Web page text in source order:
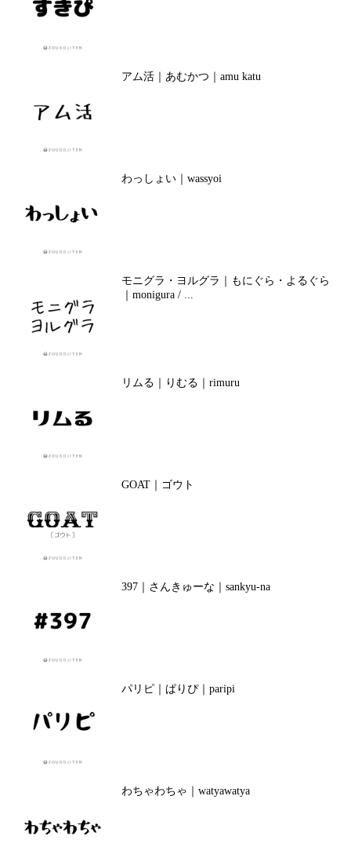
アム活｜あむかつ｜amu katu
わっしょい｜wassyoi
モニグラ・ヨルグラ｜もにぐら・よるぐら
｜monigura / ...
リムる｜りむる｜rimuru
GOAT｜ゴウト
397｜さんきゅーな｜sankyu-na
パリピ｜ぱりぴ｜paripi
わちゃわちゃ｜watyawatya